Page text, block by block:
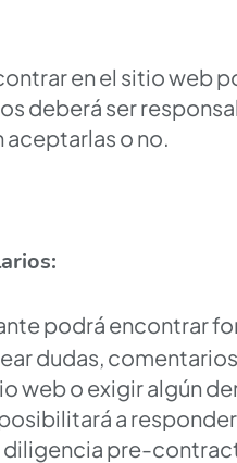
en el sitio web
deberá ser
o no.
podrá encontrar
dudas,
web o exigir algún
a
pre-